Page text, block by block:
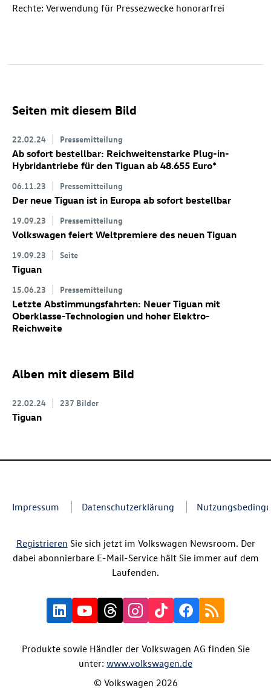
Rechte: Verwendung für Pressezwecke honorarfrei
Seiten mit diesem Bild
22.02.24 Pressemitteilung
Ab sofort bestellbar: Reichweitenstarke Plug-in-
Hybridantriebe für den Tiguan ab 48.655 Euro*
06.11.23 Pressemitteilung
Der neue Tiguan ist in Europa ab sofort bestellbar
19.09.23 Pressemitteilung
Volkswagen feiert Weltpremiere des neuen Tiguan
19.09.23 Seite
Tiguan
15.06.23 Pressemitteilung
Letzte Abstimmungsfahrten: Neuer Tiguan mit
Oberklasse-Technologien und hoher Elektro-
Reichweite
Alben mit diesem Bild
22.02.24 237 Bilder
Tiguan
Impressum Datenschutzerklärung
Registrieren Sie sich jetzt im Volkswagen Newsroom. Der
dabei abonnierbare E-Mail-Service hält Sie immer auf dem
Laufenden.
Produkte sowie Händler der Volkswagen AG finden Sie
unter: www.volkswagen.de
© Volkswagen 2026